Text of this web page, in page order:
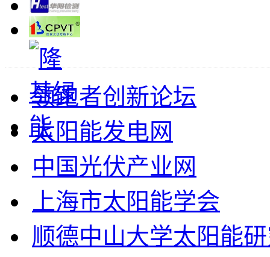
领跑者创新论坛
太阳能发电网
中国光伏产业网
上海市太阳能学会
顺德中山大学太阳能